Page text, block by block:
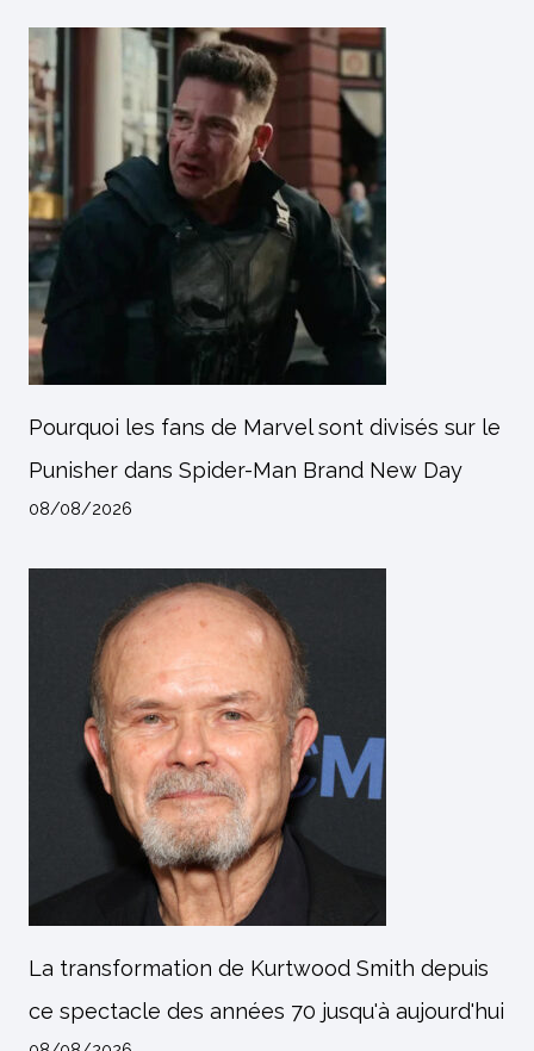
Pourquoi les fans de Marvel sont divisés sur le
Punisher dans Spider-Man Brand New Day
08/08/2026
La transformation de Kurtwood Smith depuis
ce spectacle des années 70 jusqu'à aujourd'hui